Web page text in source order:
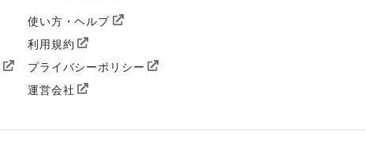
使い方・ヘルプ
利用規約
プライバシーポリシー
運営会社